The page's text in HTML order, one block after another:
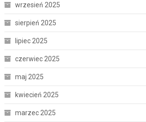
wrzesień 2025
sierpień 2025
lipiec 2025
czerwiec 2025
maj 2025
kwiecień 2025
marzec 2025